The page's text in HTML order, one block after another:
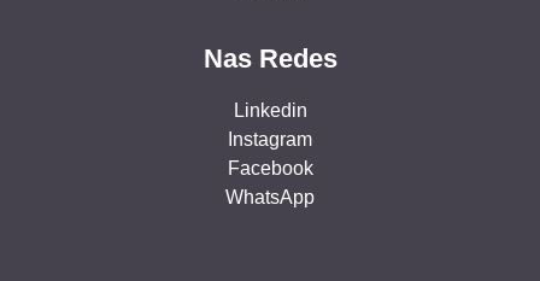
Nas Redes
Linkedin
Instagram
Facebook
WhatsApp